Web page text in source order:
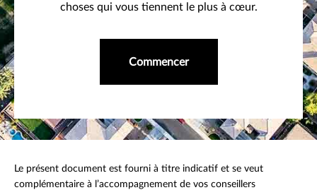
choses qui vous tiennent le plus à cœur.
Commencer
Le présent document est fourni à titre indicatif et se veut
complémentaire à l’accompagnement de vos conseillers